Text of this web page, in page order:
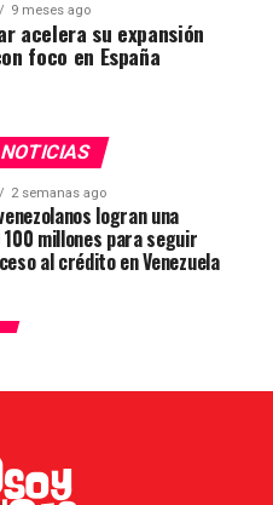
9 meses ago
acelera su expansión
foco en España
2 semanas ago
logran una
100 millones para seguir
al crédito en Venezuela